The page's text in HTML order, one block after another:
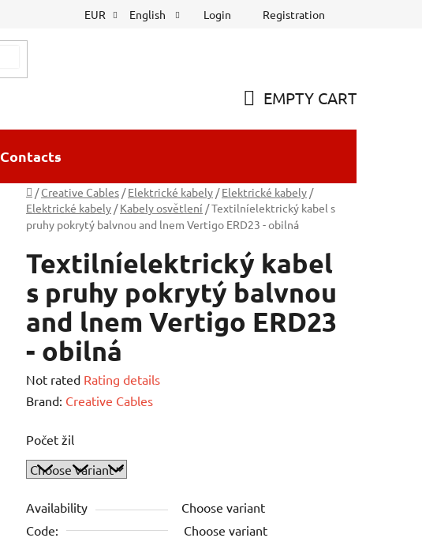
EUR English Login Registration
EMPTY CART
Contacts
Home
/ Creative Cables / Elektrické kabely / Elektrické kabely /
Elektrické kabely / Kabely osvětlení /Textilníelektrický kabel s
pruhy pokrytý balvnou and lnem Vertigo ERD23 - obilná
Textilníelektrický kabel
s pruhy pokrytý balvnou
and lnem Vertigo ERD23
- obilná
The
average
rating
is
out
of
Not rated Rating details
Brand: Creative Cables
Počet žil
Availability
Choose variant
Code:
Choose variant